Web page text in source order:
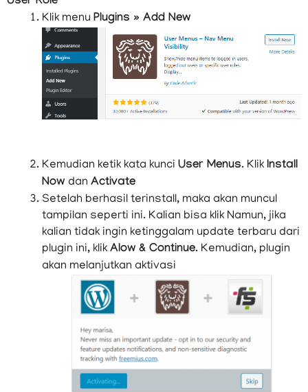
Klik menu Plugins » Add New
Kemudian ketik kata kunci User Menus. Klik Install
Now dan Activate
Setelah berhasil terinstall, maka akan muncul
tampilan seperti ini. Kalian bisa klik Namun, jika
kalian tidak ingin ketinggalam update terbaru dari
plugin ini, klik Alow & Continue. Kemudian, plugin
akan melanjutkan aktivasi